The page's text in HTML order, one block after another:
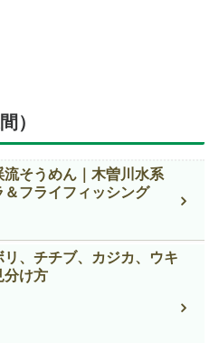
）
流そうめん｜木曽川水系
＆フライフィッシング
リ、チチブ、カジカ、ウキ
分け方